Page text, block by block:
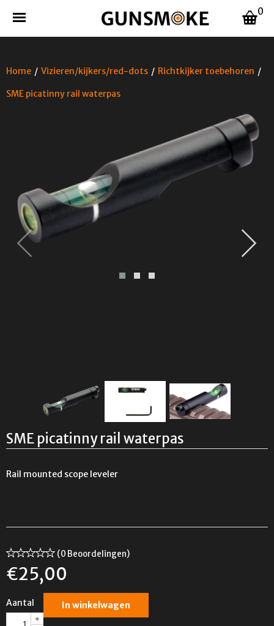
0
Home / Vizieren/kijkers/red-dots / Richtkijker toebehoren /
SME picatinny rail waterpas
SME picatinny rail waterpas
Rail mounted scope leveler
(0 Beoordelingen)
€25,00
Aantal
+
In winkelwagen